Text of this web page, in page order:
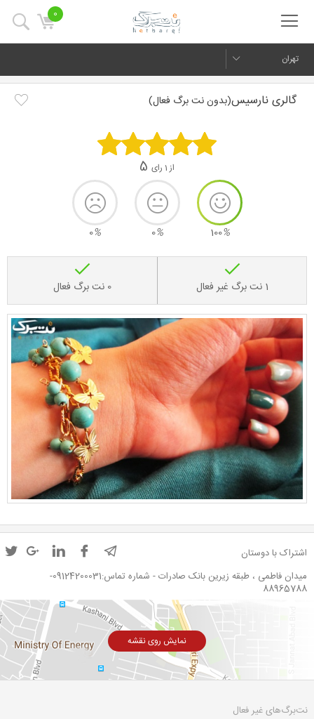
0
تهران
گالری نارسیس(بدون نت برگ فعال)
از 1 رای 5
100%
0%
0%
1 نت برگ غیر فعال 0 نت برگ فعال
اشتراک با دوستان
میدان فاطمی ، طبقه زیرین بانک صادرات - شماره تماس:09124200031-
88965788
نمایش روی نقشه
نت‌برگ‌های غیر فعال